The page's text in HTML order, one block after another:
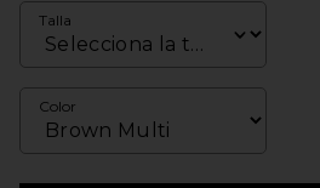
Talla
Color